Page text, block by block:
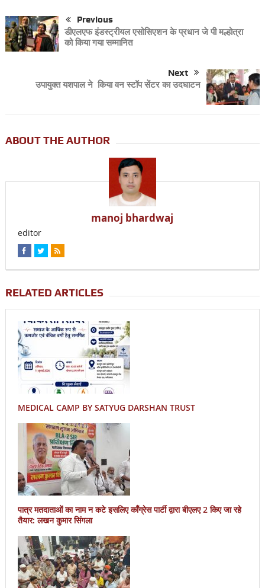
Previous
डीएलएफ इंडस्ट्रीयल एसोसिएशन के प्रधान जे पी मल्होत्रा
को किया गया सम्मानित
Next
उपायुक्त यशपाल ने किया वन स्टॉप सेंटर का उदघाटन
ABOUT THE AUTHOR
manoj bhardwaj
editor
RELATED ARTICLES
MEDICAL CAMP BY SATYUG DARSHAN TRUST
पात्र मतदाताओं का नाम न कटे इसलिए काँग्रेस पार्टी द्वारा बीएलए 2 किए जा रहे
तैयार: लखन कुमार सिंगला